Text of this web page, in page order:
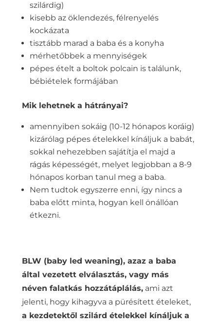
szilárdig)
kisebb az öklendezés, félrenyelés
kockázata
tisztább marad a baba és a konyha
mérhetőbbek a mennyiségek
pépes ételt a boltok polcain is találunk,
bébiételek formájában
Mik lehetnek a hátrányai?
amennyiben sokáig (10-12 hónapos koráig)
kizárólag pépes ételekkel kínáljuk a babát,
sokkal nehezebben sajátítja el majd a
rágás képességét, melyet legjobban a 8-9
hónapos korban tanul meg a baba.
Nem tudtok egyszerre enni, így nincs a
baba előtt minta, hogyan kell önállóan
étkezni.
BLW (baby led weaning), azaz a baba
által vezetett elválasztás, vagy más
néven falatkás hozzátáplálás,ami azt
jelenti, hogy kihagyva a pürésített ételeket,
a kezdetektől szilárd ételekkel kínáljuk a